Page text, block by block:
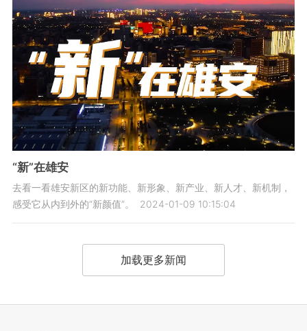
“新”在雄安
去看一看雄安新区的新功能、新形象、新产业、新人才、新机制，
感受它从内到外的“新颜值”。
2024-01-09 10:15:04
加载更多新闻